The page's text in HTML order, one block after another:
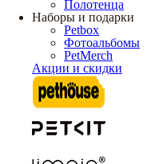
Полотенца
Наборы и подарки
Petbox
Фотоальбомы
PetMerch
Акции и скидки